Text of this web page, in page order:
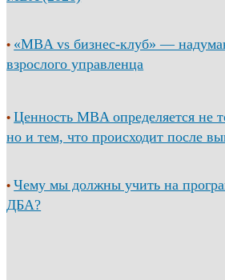
• «MBA vs бизнес-клуб» —
взрослого управленца
•Ценность MBA определяется не
но и тем, что происходит после
• Чему мы должны учить на
ДБА?